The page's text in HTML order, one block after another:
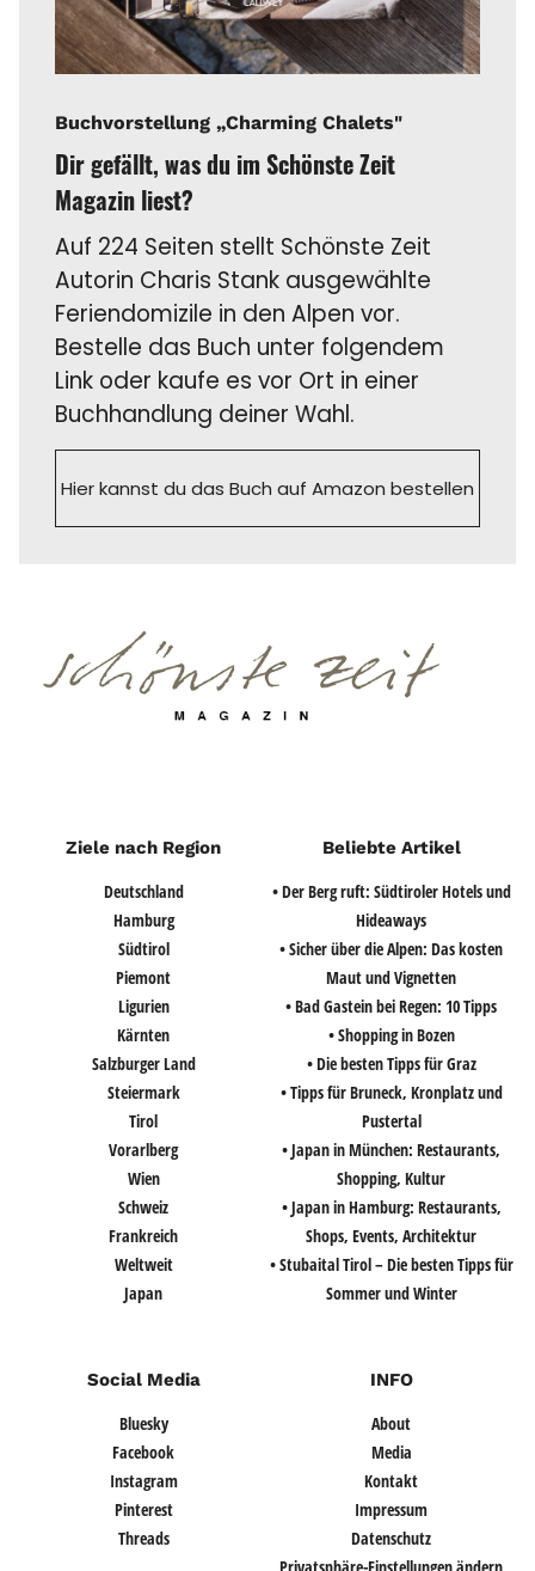
Buchvorstellung „Charming Chalets"
Dir gefällt, was du im Schönste Zeit
Magazin liest?
Auf 224 Seiten stellt Schönste Zeit
Autorin Charis Stank ausgewählte
Feriendomizile in den Alpen vor.
Bestelle das Buch unter folgendem
Link oder kaufe es vor Ort in einer
Buchhandlung deiner Wahl.
Hier kannst du das Buch auf Amazon bestellen
Ziele nach Region
Deutschland
Hamburg
Südtirol
Piemont
Ligurien
Kärnten
Salzburger Land
Steiermark
Tirol
Vorarlberg
Wien
Schweiz
Frankreich
Weltweit
Japan
Beliebte Artikel
• Der Berg ruft: Südtiroler Hotels und
Hideaways
• Sicher über die Alpen: Das kosten
Maut und Vignetten
• Bad Gastein bei Regen: 10 Tipps
• Shopping in Bozen
• Die besten Tipps für Graz
• Tipps für Bruneck, Kronplatz und
Pustertal
• Japan in München: Restaurants,
Shopping, Kultur
• Japan in Hamburg: Restaurants,
Shops, Events, Architektur
• Stubaital Tirol – Die besten Tipps für
Sommer und Winter
Social Media
Bluesky
Facebook
Instagram
Pinterest
Threads
INFO
About
Media
Kontakt
Impressum
Datenschutz